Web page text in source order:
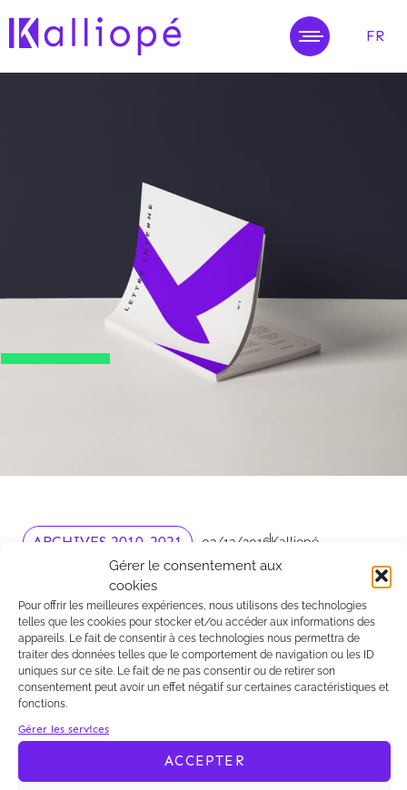
Gérer le consentement aux
cookies
Pour offrir les meilleures expériences, nous utilisons des technologies
telles que les cookies pour stocker et/ou accéder aux informations des
appareils. Le fait de consentir à ces technologies nous permettra de
traiter des données telles que le comportement de navigation ou les ID
uniques sur ce site. Le fait de ne pas consentir ou de retirer son
consentement peut avoir un effet négatif sur certaines caractéristiques et
fonctions.
Gérer les services
ACCEPTER
FR
ARCHIVES 2010-2021 02/12/2016Kalliopé
tes photos blog
test photo blog